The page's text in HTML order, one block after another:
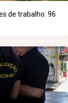
de trabalho: 96